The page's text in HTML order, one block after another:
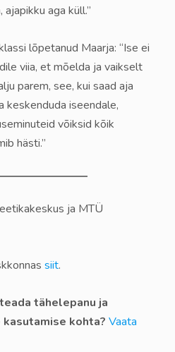
aga küll.”
lõpetanud Maarja: “Ise ei
viia, et mõelda ja vaikselt
parem, see, kui saad aja
keskenduda iseendale,
võiksid kõik
hästi.”
ja MTÜ
siit.
tähelepanu ja
kohta? Vaata